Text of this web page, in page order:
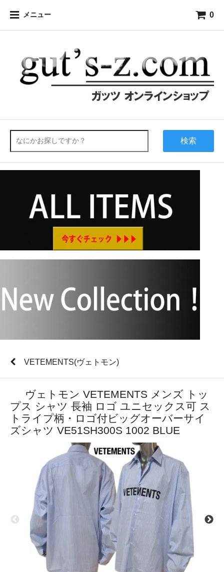
メニュー 0
検索
VETEMENTS(ヴェトモン)
ヴェトモン VETEMENTS メンズ トッ
プス シャツ 長袖 ロゴ ユニセックス可 ス
トライプ柄・ロゴ付ビッグオーバーサイ
ズシャツ VE51SH300S 1002 BLUE